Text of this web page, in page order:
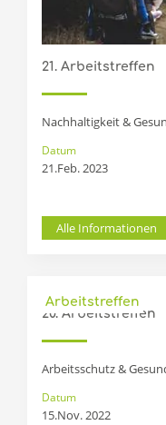
21. Arbeitstreffen
Nachhaltigkeit &
Alle Informationen
Datum
21.Feb. 2023
20. Arbeitstreffen
Arbeitsschutz &
Arbeitstreffen
Datum
15.Nov. 2022